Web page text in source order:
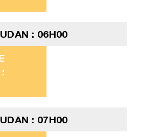
: 06H00
: 07H00